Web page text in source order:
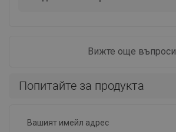
Вижте още въпроси
Попитайте за продукта